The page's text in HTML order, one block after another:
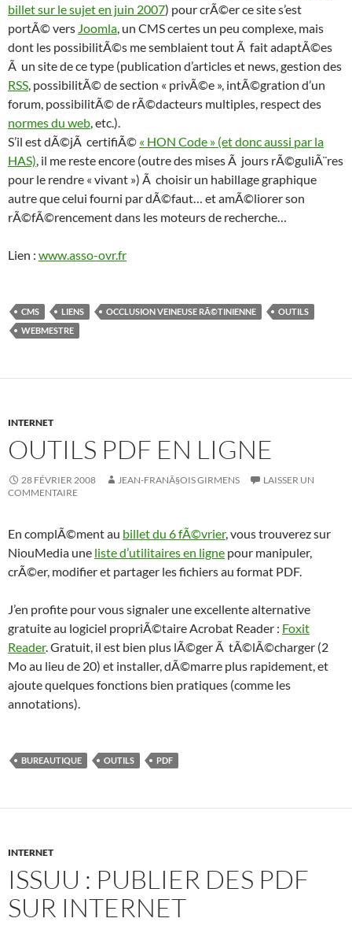
billet sur le sujet en juin 2007) pour crÃ©er ce site s’est
portÃ© vers Joomla, un CMS certes un peu complexe, mais
dont les possibilitÃ©s me semblaient tout Ã fait adaptÃ©es
Ã un site de ce type (publication d’articles et news, gestion des
RSS, possibilitÃ© de section « privÃ©e », intÃ©gration d’un
forum, possibilitÃ© de rÃ©dacteurs multiples, respect des
normes du web, etc.).
S’il est dÃ©jÃ certifiÃ© « HON Code » (et donc aussi par la
HAS), il me reste encore (outre des mises Ã jours rÃ©guliÃ¨res
pour le rendre « vivant ») Ã choisir un habillage graphique
autre que celui fourni par dÃ©faut… et amÃ©liorer son
rÃ©fÃ©rencement dans les moteurs de recherche…
Lien : www.asso-ovr.fr
CMS LIENS OCCLUSION VEINEUSE RÃ©TINIENNE
OUTILS
WEBMESTRE
INTERNET
OUTILS PDF EN LIGNE
28 FÉVRIER 2008 JEAN-FRANÃ§OIS GIRMENS
LAISSER UN
COMMENTAIRE
En complÃ©ment au billet du 6 fÃ©vrier, vous trouverez sur
NiouMedia une liste d’utilitaires en ligne pour manipuler,
crÃ©er, modifier et partager les fichiers au format PDF.
J’en profite pour vous signaler une excellente alternative
gratuite au logiciel propriÃ©taire Acrobat Reader : Foxit
Reader. Gratuit, il est bien plus lÃ©ger Ã tÃ©lÃ©charger (2
Mo au lieu de 20) et installer, dÃ©marre plus rapidement, et
ajoute quelques fonctions bien pratiques (comme les
annotations).
BUREAUTIQUE OUTILS PDF
INTERNET
ISSUU : PUBLIER DES PDF
SUR INTERNET